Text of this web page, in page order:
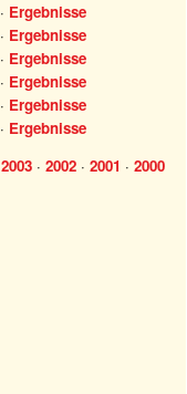
· Ergebnisse
· Ergebnisse
· Ergebnisse
· Ergebnisse
· Ergebnisse
· Ergebnisse
2003 · 2002 · 2001 · 2000